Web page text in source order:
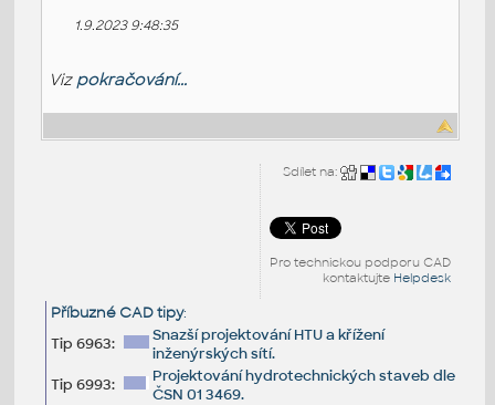
1.9.2023 9:48:35
Viz pokračování...
Sdílet na:
Pro technickou podporu CAD
kontaktujte Helpdesk
Příbuzné CAD tipy:
Tip 6963:
Snazší projektování HTU a křížení
inženýrských sítí.
Tip 6993:
Projektování hydrotechnických staveb dle
ČSN 01 3469.